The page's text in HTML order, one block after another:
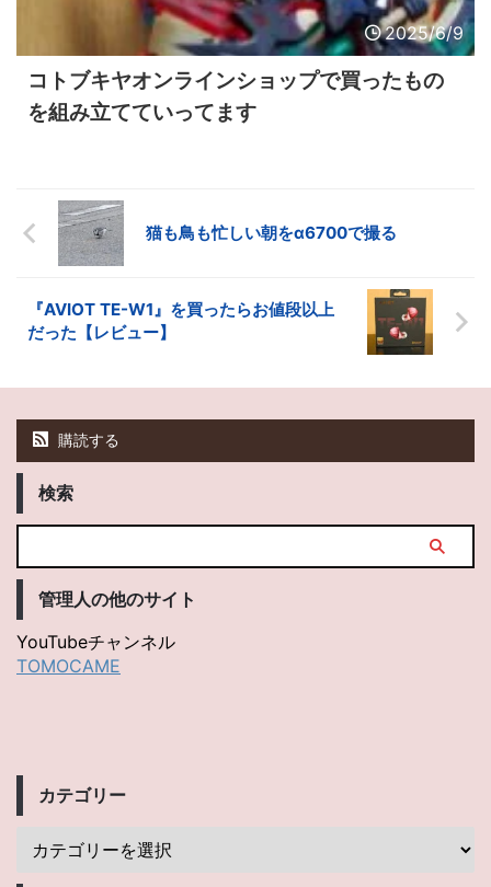
2025/6/9
コトブキヤオンラインショップで買ったもの
を組み立てていってます
猫も鳥も忙しい朝をα6700で撮る
『AVIOT TE-W1』を買ったらお値段以上
だった【レビュー】
購読する
検索
管理人の他のサイト
YouTubeチャンネル
TOMOCAME
カテゴリー